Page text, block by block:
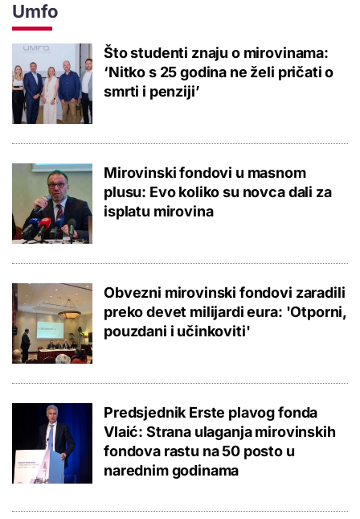
Umfo
Što studenti znaju o mirovinama:
‘Nitko s 25 godina ne želi pričati o
smrti i penziji’
Mirovinski fondovi u masnom
plusu: Evo koliko su novca dali za
isplatu mirovina
Obvezni mirovinski fondovi zaradili
preko devet milijardi eura: 'Otporni,
pouzdani i učinkoviti'
Predsjednik Erste plavog fonda
Vlaić: Strana ulaganja mirovinskih
fondova rastu na 50 posto u
narednim godinama